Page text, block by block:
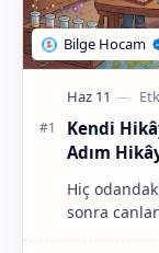
Kendi
Adım
Hiç odandaki bir
sonra